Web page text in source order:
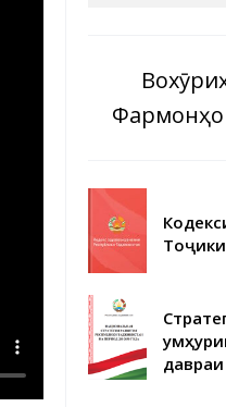
Фармонҳо